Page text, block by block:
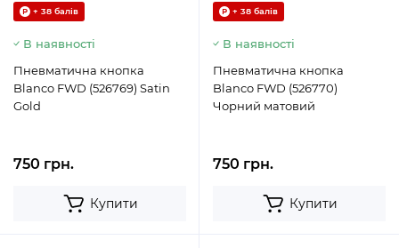
+ 38 балів
В наявності
Пневматична кнопка
Blanco FWD (526769) Satin
Gold
750 грн.
Купити
+ 38 балів
В наявності
Пневматична кнопка
Blanco FWD (526770)
Чорний матовий
750 грн.
Купити